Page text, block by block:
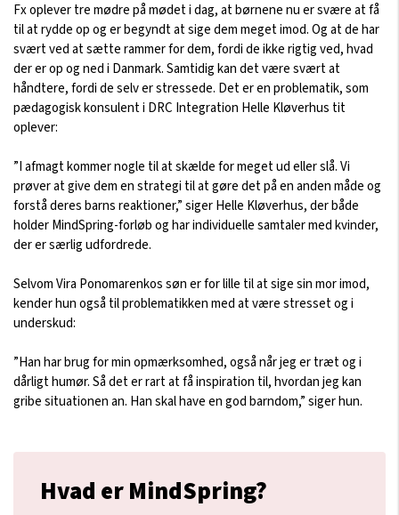
Fx oplever tre mødre på mødet i dag, at børnene nu er svære at få
til at rydde op og er begyndt at sige dem meget imod. Og at de har
svært ved at sætte rammer for dem, fordi de ikke rigtig ved, hvad
der er op og ned i Danmark. Samtidig kan det være svært at
håndtere, fordi de selv er stressede. Det er en problematik, som
pædagogisk konsulent i DRC Integration Helle Kløverhus tit
oplever:
”I afmagt kommer nogle til at skælde for meget ud eller slå. Vi
prøver at give dem en strategi til at gøre det på en anden måde og
forstå deres barns reaktioner,” siger Helle Kløverhus, der både
holder MindSpring-forløb og har individuelle samtaler med kvinder,
der er særlig udfordrede.
Selvom Vira Ponomarenkos søn er for lille til at sige sin mor imod,
kender hun også til problematikken med at være stresset og i
underskud:
”Han har brug for min opmærksomhed, også når jeg er træt og i
dårligt humør. Så det er rart at få inspiration til, hvordan jeg kan
gribe situationen an. Han skal have en god barndom,” siger hun.
Hvad er MindSpring?